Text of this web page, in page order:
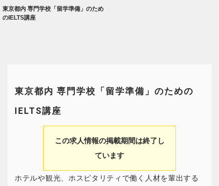
東京都内 専門学校「留学準備」のため
のIELTS講座
東京都内 専門学校「留学準備」のための
IELTS講座
この求人情報の掲載期間は終了し
ています
ホテルや観光、ホスピタリティで働く人材を輩出する